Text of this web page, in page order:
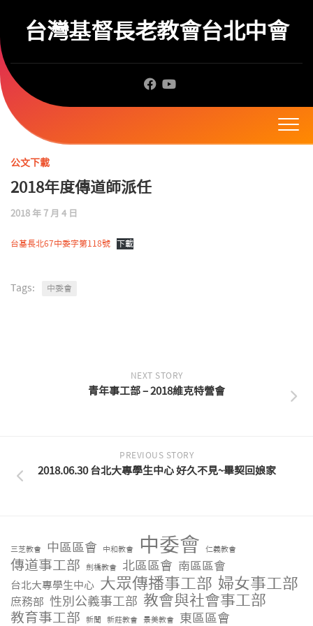
content台灣基督長老教會台北中會
公文下載
2018年度傳道師派任
2018 年 7 月 4 日
台基長北67中委字第118號 下載
Tags: 中委會
NEXT STORY
青年事工部 – 2018維克特營會
PREVIOUS STORY
2018.06.30 台北大專學生中心 好久不見~畢契回娘家
三芝教會 中區區會 中和教會 中委會 仁義教會
傳道事工部 劍橋教會 北區區會 南區區會
台北大專學生中心 大眾傳播事工部 婦女事工部
庶務部 性別公義事工部 教會與社會事工部
教育事工部 新聞 新莊教會 景美教會 東區區會